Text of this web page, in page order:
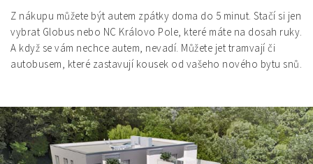
Z nákupu můžete být autem zpátky doma do 5 minut. Stačí si jen
vybrat Globus nebo NC Královo Pole, které máte na dosah ruky.
A když se vám nechce autem, nevadí. Můžete jet tramvají či
autobusem, které zastavují kousek od vašeho nového bytu snů.